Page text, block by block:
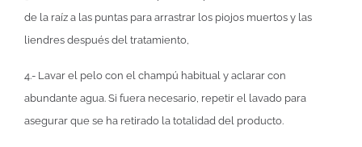
de la raíz a las puntas para arrastrar los piojos muertos y las
liendres después del tratamiento,
4.- Lavar el pelo con el champú habitual y aclarar con
abundante agua. Si fuera necesario, repetir el lavado para
asegurar que se ha retirado la totalidad del producto.